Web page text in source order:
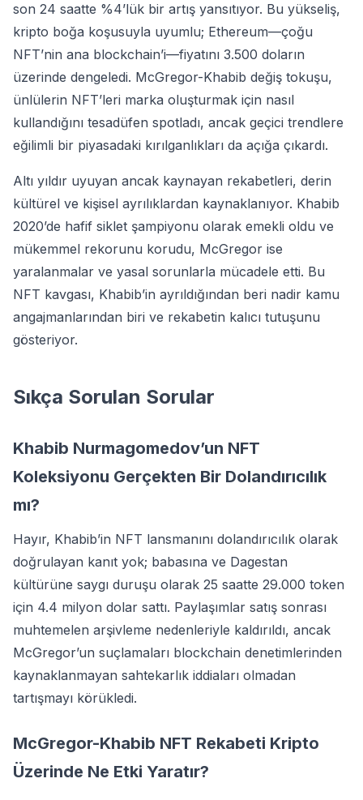
son 24 saatte %4’lük bir artış yansıtıyor. Bu yükseliş,
kripto boğa koşusuyla uyumlu; Ethereum—çoğu
NFT’nin ana blockchain’i—fiyatını 3.500 doların
üzerinde dengeledi. McGregor-Khabib değiş tokuşu,
ünlülerin NFT’leri marka oluşturmak için nasıl
kullandığını tesadüfen spotladı, ancak geçici trendlere
eğilimli bir piyasadaki kırılganlıkları da açığa çıkardı.
Altı yıldır uyuyan ancak kaynayan rekabetleri, derin
kültürel ve kişisel ayrılıklardan kaynaklanıyor. Khabib
2020’de hafif siklet şampiyonu olarak emekli oldu ve
mükemmel rekorunu korudu, McGregor ise
yaralanmalar ve yasal sorunlarla mücadele etti. Bu
NFT kavgası, Khabib’in ayrıldığından beri nadir kamu
angajmanlarından biri ve rekabetin kalıcı tutuşunu
gösteriyor.
Sıkça Sorulan Sorular
Khabib Nurmagomedov’un NFT
Koleksiyonu Gerçekten Bir Dolandırıcılık
mı?
Hayır, Khabib’in NFT lansmanını dolandırıcılık olarak
doğrulayan kanıt yok; babasına ve Dagestan
kültürüne saygı duruşu olarak 25 saatte 29.000 token
için 4.4 milyon dolar sattı. Paylaşımlar satış sonrası
muhtemelen arşivleme nedenleriyle kaldırıldı, ancak
McGregor’un suçlamaları blockchain denetimlerinden
kaynaklanmayan sahtekarlık iddiaları olmadan
tartışmayı körükledi.
McGregor-Khabib NFT Rekabeti Kripto
Üzerinde Ne Etki Yaratır?